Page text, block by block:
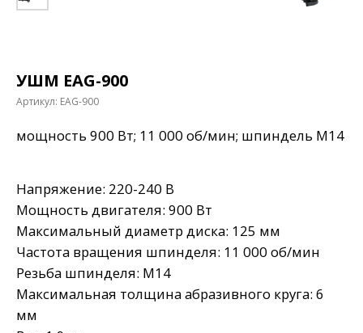
УШМ EAG-900
Артикул: EAG-900
мощность 900 Вт; 11 000 об/мин; шпиндель М14
Напряжение: 220-240 В
Мощность двигателя: 900 Вт
Максимальный диаметр диска: 125 мм
Частота вращения шпинделя: 11 000 об/мин
Резьба шпинделя: М14
Максимальная толщина абразивного круга: 6
мм